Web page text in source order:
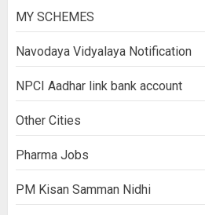
MY SCHEMES
Navodaya Vidyalaya Notification
NPCI Aadhar link bank account
Other Cities
Pharma Jobs
PM Kisan Samman Nidhi